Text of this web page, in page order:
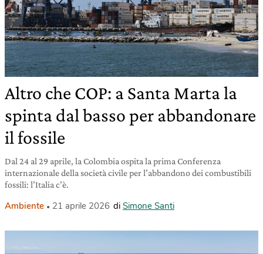
Altro che COP: a Santa Marta la
spinta dal basso per abbandonare
il fossile
Dal 24 al 29 aprile, la Colombia ospita la prima Conferenza
internazionale della società civile per l’abbandono dei combustibili
fossili: l’Italia c’è.
Ambiente 21 aprile 2026 di Simone Santi